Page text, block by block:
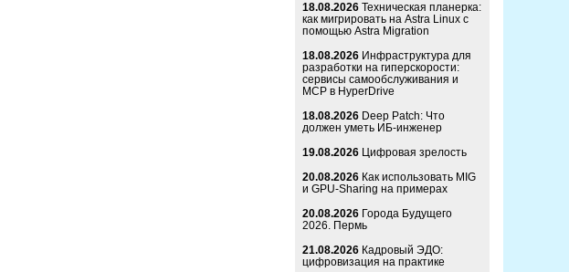
18.08.2026 Техническая планерка:
как мигрировать на Astra Linux с
помощью Astra Migration
18.08.2026 Инфраструктура для
разработки на гиперскорости:
сервисы самообслуживания и
MCP в HyperDrive
18.08.2026 Deep Patch: Что
должен уметь ИБ-инженер
19.08.2026 Цифровая зрелость
20.08.2026 Как использовать MIG
и GPU-Sharing на примерах
20.08.2026 Города Будущего
2026. Пермь
21.08.2026 Кадровый ЭДО:
цифровизация на практике